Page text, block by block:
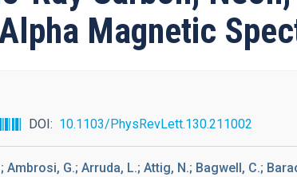
Magnetic
DOI 10.1103/PhysRevLett.130.211002
G.; Arruda, L.; Attig, N.; Bagwell, C.;